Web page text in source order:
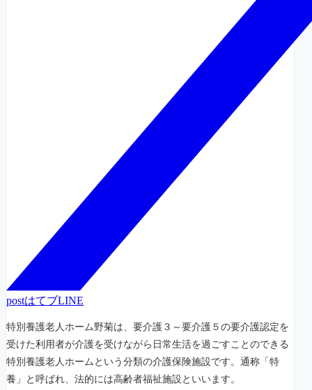
postはてブLINE
特別養護老人ホーム野菊は、要介護３～要介護５の要介護認定を
受けた利用者が介護を受けながら日常生活を過ごすことのできる
特別養護老人ホームという分類の介護保険施設です。通称「特
養」と呼ばれ、法的には高齢者福祉施設といいます。